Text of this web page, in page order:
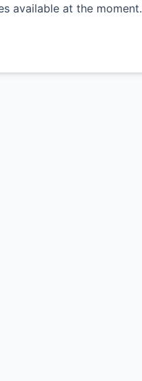
available at the moment.